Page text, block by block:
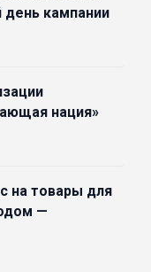
день кампании
нация»
на товары для
—